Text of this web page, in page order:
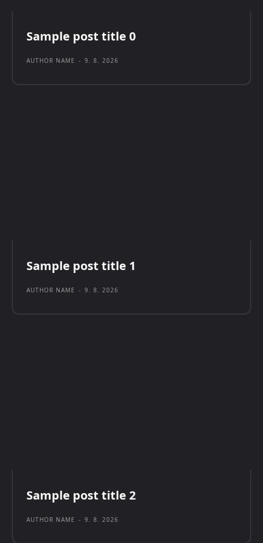
Sample post title 0
AUTHOR NAME - 9. 8. 2026
Sample post title 1
AUTHOR NAME - 9. 8. 2026
Sample post title 2
AUTHOR NAME - 9. 8. 2026